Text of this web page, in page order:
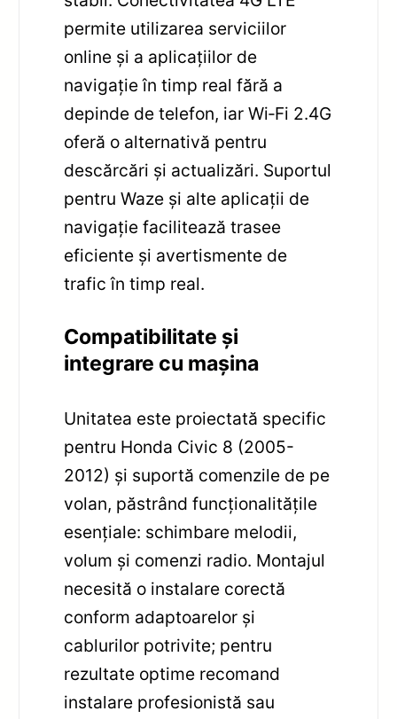
permite utilizarea serviciilor
online și a aplicațiilor de
navigație în timp real fără a
depinde de telefon, iar Wi‑Fi 2.4G
oferă o alternativă pentru
descărcări și actualizări. Suportul
pentru Waze și alte aplicații de
navigație facilitează trasee
eficiente și avertismente de
trafic în timp real.
Compatibilitate și
integrare cu mașina
Unitatea este proiectată specific
pentru Honda Civic 8 (2005-
2012) și suportă comenzile de pe
volan, păstrând funcționalitățile
esențiale: schimbare melodii,
volum și comenzi radio. Montajul
necesită o instalare corectă
conform adaptoarelor și
cablurilor potrivite; pentru
rezultate optime recomand
instalare profesionistă sau